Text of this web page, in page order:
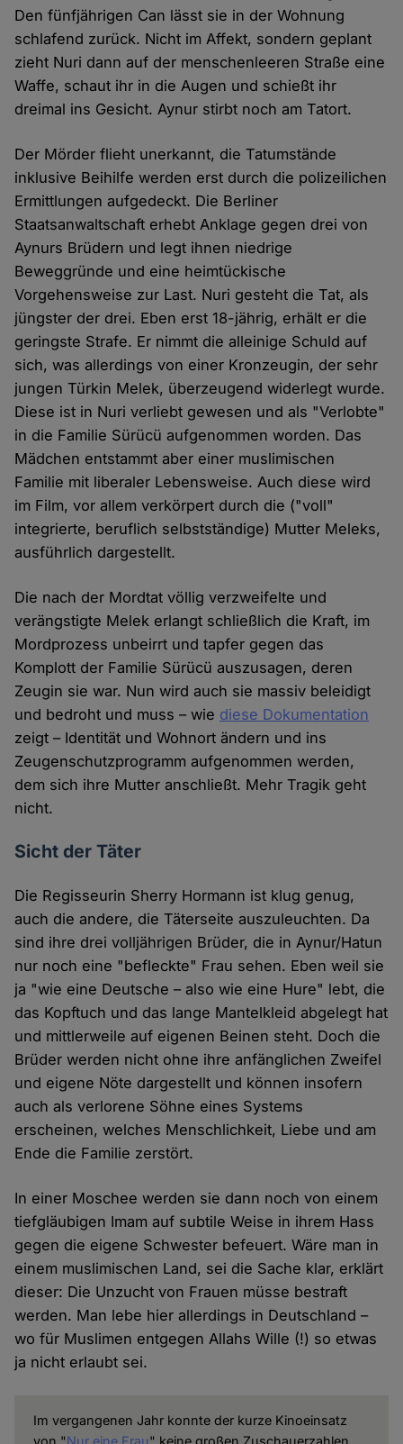
Den fünfjährigen Can lässt sie in der Wohnung
schlafend zurück. Nicht im Affekt, sondern geplant
zieht Nuri dann auf der menschenleeren Straße eine
Waffe, schaut ihr in die Augen und schießt ihr
dreimal ins Gesicht. Aynur stirbt noch am Tatort.
Der Mörder flieht unerkannt, die Tatumstände
inklusive Beihilfe werden erst durch die polizeilichen
Ermittlungen aufgedeckt. Die Berliner
Staatsanwaltschaft erhebt Anklage gegen drei von
Aynurs Brüdern und legt ihnen niedrige
Beweggründe und eine heimtückische
Vorgehensweise zur Last. Nuri gesteht die Tat, als
jüngster der drei. Eben erst 18-jährig, erhält er die
geringste Strafe. Er nimmt die alleinige Schuld auf
sich, was allerdings von einer Kronzeugin, der sehr
jungen Türkin Melek, überzeugend widerlegt wurde.
Diese ist in Nuri verliebt gewesen und als "Verlobte"
in die Familie Sürücü aufgenommen worden. Das
Mädchen entstammt aber einer muslimischen
Familie mit liberaler Lebensweise. Auch diese wird
im Film, vor allem verkörpert durch die ("voll"
integrierte, beruflich selbstständige) Mutter Meleks,
ausführlich dargestellt.
Die nach der Mordtat völlig verzweifelte und
verängstigte Melek erlangt schließlich die Kraft, im
Mordprozess unbeirrt und tapfer gegen das
Komplott der Familie Sürücü auszusagen, deren
Zeugin sie war. Nun wird auch sie massiv beleidigt
und bedroht und muss – wie diese Dokumentation
zeigt – Identität und Wohnort ändern und ins
Zeugenschutzprogramm aufgenommen werden,
dem sich ihre Mutter anschließt. Mehr Tragik geht
nicht.
Sicht der Täter
Die Regisseurin Sherry Hormann ist klug genug,
auch die andere, die Täterseite auszuleuchten. Da
sind ihre drei volljährigen Brüder, die in Aynur/Hatun
nur noch eine "befleckte" Frau sehen. Eben weil sie
ja "wie eine Deutsche – also wie eine Hure" lebt, die
das Kopftuch und das lange Mantelkleid abgelegt hat
und mittlerweile auf eigenen Beinen steht. Doch die
Brüder werden nicht ohne ihre anfänglichen Zweifel
und eigene Nöte dargestellt und können insofern
auch als verlorene Söhne eines Systems
erscheinen, welches Menschlichkeit, Liebe und am
Ende die Familie zerstört.
In einer Moschee werden sie dann noch von einem
tiefgläubigen Imam auf subtile Weise in ihrem Hass
gegen die eigene Schwester befeuert. Wäre man in
einem muslimischen Land, sei die Sache klar, erklärt
dieser: Die Unzucht von Frauen müsse bestraft
werden. Man lebe hier allerdings in Deutschland –
wo für Muslimen entgegen Allahs Wille (!) so etwas
ja nicht erlaubt sei.
Im vergangenen Jahr konnte der kurze Kinoeinsatz